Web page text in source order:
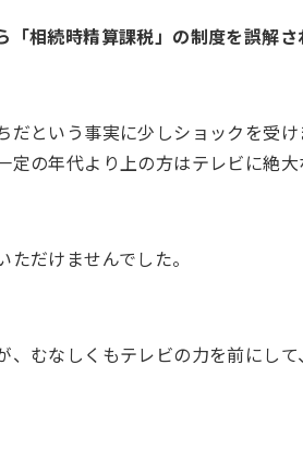
「相続時精算課税」の制度を誤解さ
だという事実に少しショックを受
定の年代より上の方はテレビに絶
だけませんでした。
、むなしくもテレビの力を前にして